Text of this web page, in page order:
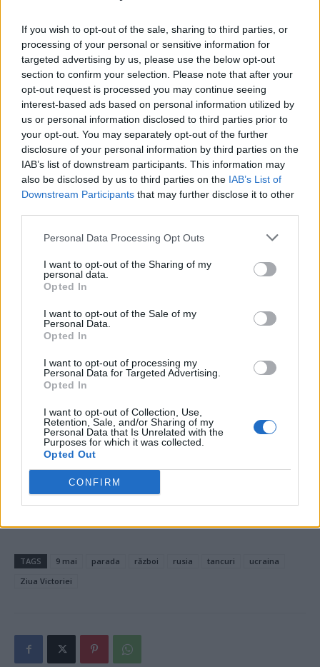
If you wish to opt-out of the sale, sharing to third parties, or
processing of your personal or sensitive information for
targeted advertising by us, please use the below opt-out
section to confirm your selection. Please note that after your
opt-out request is processed you may continue seeing
interest-based ads based on personal information utilized by
us or personal information disclosed to third parties prior to
your opt-out. You may separately opt-out of the further
disclosure of your personal information by third parties on the
IAB’s list of downstream participants. This information may
also be disclosed by us to third parties on the IAB’s List of
Downstream Participants that may further disclose it to other
Personal Data Processing Opt Outs
I want to opt-out of the Sharing of my
personal data.
Opted In
I want to opt-out of the Sale of my
Personal Data.
Opted In
I want to opt-out of processing my
Personal Data for Targeted Advertising.
Opted In
I want to opt-out of Collection, Use,
Retention, Sale, and/or Sharing of my
Personal Data that Is Unrelated with the
Purposes for which it was collected.
Opted Out
CONFIRM
liniștit! Garantat săptămâna viitoare!»” / Vecinul
din complexul „Stejarii”
*STENOGRAME. Toți liderii PSD, invocați în
dosarul șpăgii de la Aeroportul Otopeni. „Mă
duc la Marcel, l-am rugat să-l sune pe
Grindeanu, să-mi dea și mie o prelungire pe 3,
5, 7 ani”
*Adrian Năstase spune că Putin e vânat de
românce care l-a „abuzat” și pe el! Coruptul
Năstase e furios că judecătoarea Iulia Motoc ar
putea ajunge la Curtea Penală Internațională,
după ce a fost și la CEDO
VIDEO. Profesoara de engleză abuzată în
clasă de elevi spune că „nu s-a întâmplat nimic
grav“! Poliția a deschis dosar penal după ce
copii de 13 ani au mimat scene de sex cu
profesoara în timp ce aceasta preda
TAGS 9 mai parada război rusia tancuri
ucraina
Ziua Victoriei